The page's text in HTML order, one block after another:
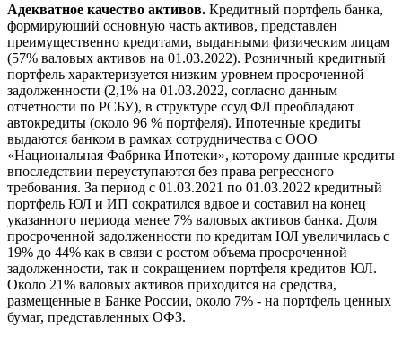
Адекватное качество активов. Кредитный портфель банка,
формирующий основную часть активов, представлен
преимущественно кредитами, выданными физическим лицам
(57% валовых активов на 01.03.2022). Розничный кредитный
портфель характеризуется низким уровнем просроченной
задолженности (2,1% на 01.03.2022, согласно данным
отчетности по РСБУ), в структуре ссуд ФЛ преобладают
автокредиты (около 96 % портфеля). Ипотечные кредиты
выдаются банком в рамках сотрудничества с ООО
«Национальная Фабрика Ипотеки», которому данные кредиты
впоследствии переуступаются без права регрессного
требования. За период с 01.03.2021 по 01.03.2022 кредитный
портфель ЮЛ и ИП сократился вдвое и составил на конец
указанного периода менее 7% валовых активов банка. Доля
просроченной задолженности по кредитам ЮЛ увеличилась с
19% до 44% как в связи с ростом объема просроченной
задолженности, так и сокращением портфеля кредитов ЮЛ.
Около 21% валовых активов приходится на средства,
размещенные в Банке России, около 7% - на портфель ценных
бумаг, представленных ОФЗ.